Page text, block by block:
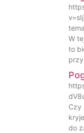
W
to
Czy
do